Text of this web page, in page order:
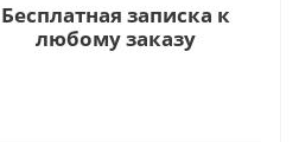
Бесплатная записка к
любому заказу